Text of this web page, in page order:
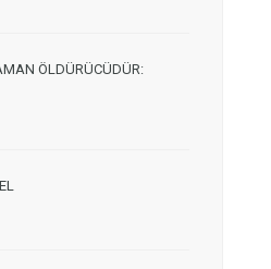
ÖLDÜRÜCÜDÜR: